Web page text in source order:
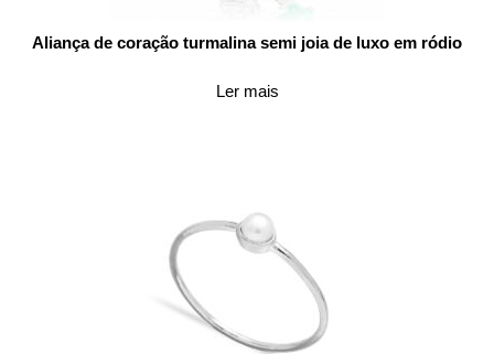
Aliança de coração turmalina semi joia de luxo em ródio
Ler mais